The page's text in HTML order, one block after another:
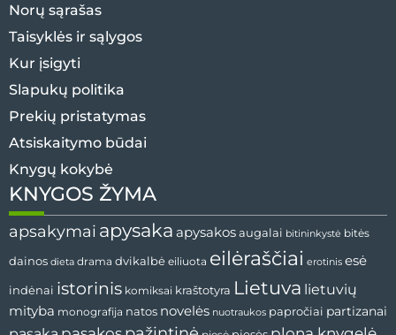
Norų sąrašas
Taisyklės ir sąlygos
Kur įsigyti
Slapukų politika
Prekių pristatymas
Atsiskaitymo būdai
Knygų kokybė
KNYGOS ŽYMA
apsakymai apysaka apysakos augalai bitininkystė bitės
dainos dieta drama dvikalbė eiliuota eilėraščiai erotinis esė
indėnai istorinis komiksai kraštotyra Lietuva lietuvių
mityba monografija natos novelės nuotraukos papročiai partizanai